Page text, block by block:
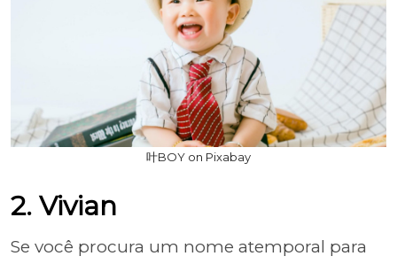
叶BOY on Pixabay
2. Vivian
Se você procura um nome atemporal para